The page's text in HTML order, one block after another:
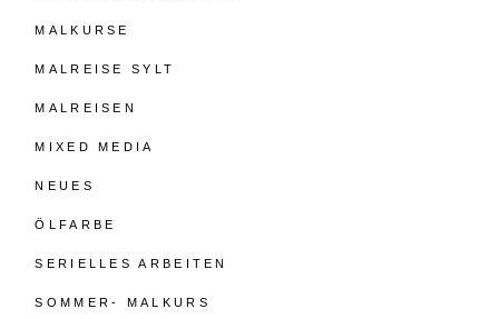
MALKURSE
MALREISE SYLT
MALREISEN
MIXED MEDIA
NEUES
ÖLFARBE
SERIELLES ARBEITEN
SOMMER- MALKURS